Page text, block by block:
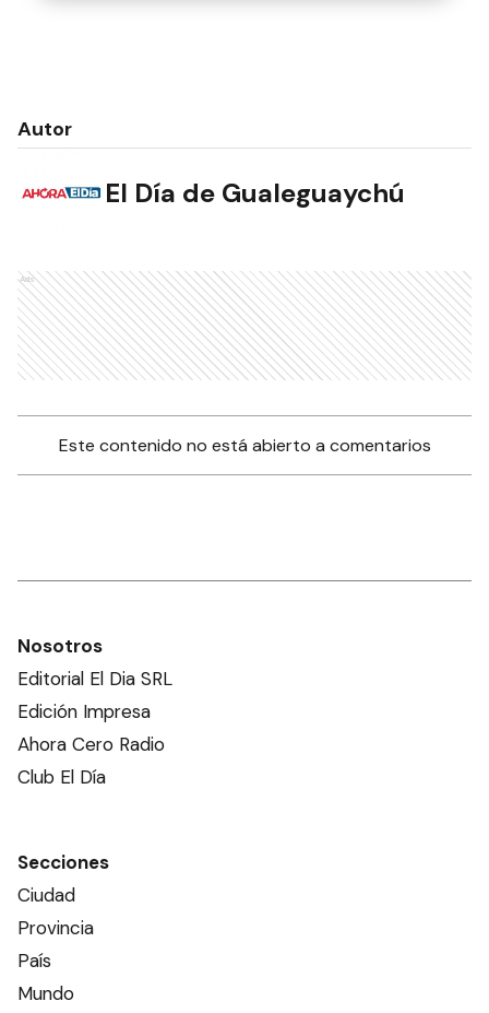
Autor
El Día de Gualeguaychú
Ads
Este contenido no está abierto a comentarios
Nosotros
Editorial El Dia SRL
Edición Impresa
Ahora Cero Radio
Club El Día
Secciones
Ciudad
Provincia
País
Mundo